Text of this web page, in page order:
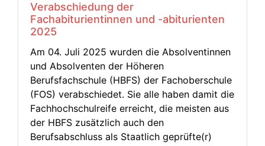
Verabschiedung der
Fachabiturientinnen und -abiturienten
2025
Am 04. Juli 2025 wurden die Absolventinnen
und Absolventen der Höheren
Berufsfachschule (HBFS) der Fachoberschule
(FOS) verabschiedet. Sie alle haben damit die
Fachhochschulreife erreicht, die meisten aus
der HBFS zusätzlich auch den
Berufsabschluss als Staatlich geprüfte(r)